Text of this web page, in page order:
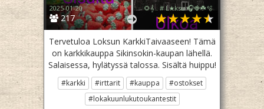
217
2025-01-20 🌻𝄞 . # L★ksu 🎧🍓☘️🫧
Tervetuloa Loksun KarkkiTaivaaseen! Tämä
on karkkikauppa Sikinsokin-kaupan lähellä.
Salaisessa, hylätyssä talossa. Sisältä huippu!
#karkki #irttarit #kauppa
#ostokset
#lokakuunlukutoukantestit